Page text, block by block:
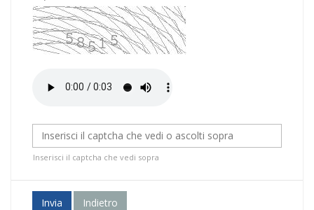
Inserisci il captcha che vedi sopra
Invia Indietro